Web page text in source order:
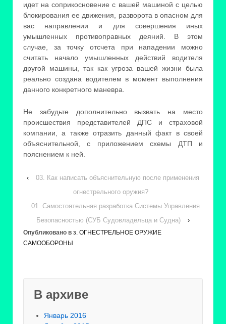
идет на соприкосновение с вашей машиной с целью
блокирования ее движения, разворота в опасном для
вас направлении и для совершения иных
умышленных противоправных деяний. В этом
случае, за точку отсчета при нападении можно
считать начало умышленных действий водителя
другой машины, так как угроза вашей жизни была
реально создана водителем в момент выполнения
данного конкретного маневра.
Не забудьте дополнительно вызвать на место
происшествия представителей ДПС и страховой
компании, а также отразить данный факт в своей
объяснительной, с приложением схемы ДТП и
пояснением к ней.
‹
03. Как написать объяснительную после применения
огнестрельного оружия?
01. Самостоятельная разработка Системы Управления
Безопасностью (СУБ Судовладельца и Судна)
›
Опубликовано в з. ОГНЕСТРЕЛЬНОЕ ОРУЖИЕ
САМООБОРОНЫ
В архиве
Январь 2016